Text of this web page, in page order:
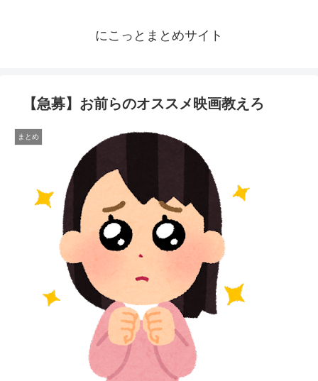
にこっとまとめサイト
【急募】お前らのオススメ映画教えろ
まとめ